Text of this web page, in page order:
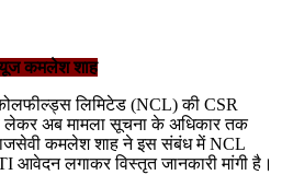
कमलेश शाह
कोलफील्ड्स लिमिटेड (NCL) की CSR
लेकर अब मामला सूचना के अधिकार तक
कमलेश शाह ने इस संबंध में NCL
आवेदन लगाकर विस्तृत जानकारी मांगी है।